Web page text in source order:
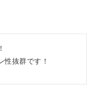
性抜群です！